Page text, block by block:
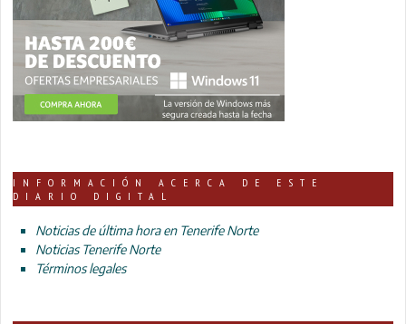
INFORMACIÓN ACERCA DE ESTE
DIARIO DIGITAL
Noticias de última hora en Tenerife Norte
Noticias Tenerife Norte
Términos legales